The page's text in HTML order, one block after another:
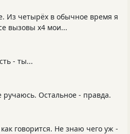
Из четырёх в обычное время я
вызовы х4 мои...
- ты...
Остальное - правда.
говорится. Не знаю чего уж -